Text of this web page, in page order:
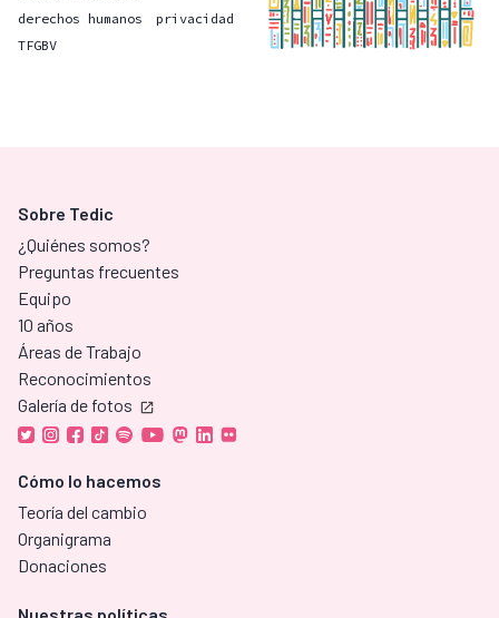
derechos humanos
privacidad
TFGBV
Sobre Tedic
¿Quiénes somos?
Preguntas frecuentes
Equipo
10 años
Áreas de Trabajo
Reconocimientos
Galería de fotos
Cómo lo hacemos
Teoría del cambio
Organigrama
Donaciones